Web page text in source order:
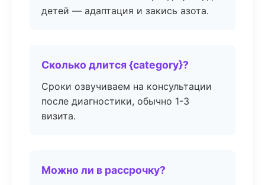
детей — адаптация и закись азота.
Сколько длится {category}?
Сроки озвучиваем на консультации
после диагностики, обычно 1-3
визита.
Можно ли в рассрочку?